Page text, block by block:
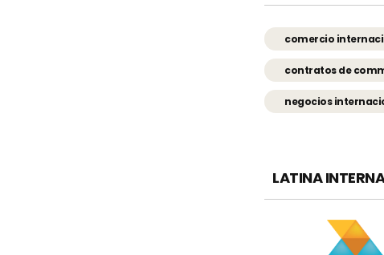
comercio
contratos de
negocios
LATINA